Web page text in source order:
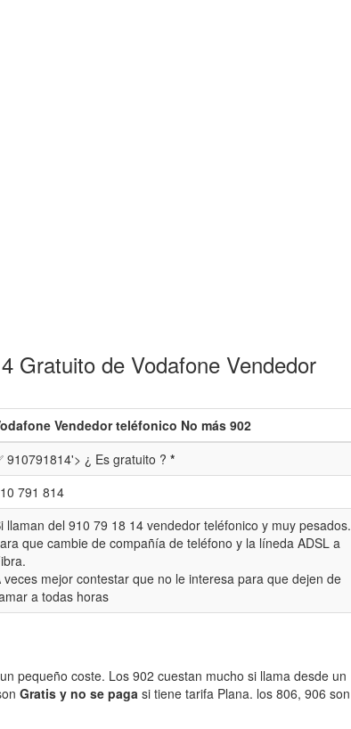
Gratuito de Vodafone Vendedor
Vendedor teléfonico No más 902
910791814'> ¿ Es gratuito ? *
791 814
llaman del 910 79 18 14 vendedor teléfonico y muy pesados.
que cambie de compañía de teléfono y la líneda ADSL a
veces mejor contestar que no le interesa para que dejen de
a todas horas
pequeño coste. Los 902 cuestan mucho si llama desde un
Gratis y no se paga si tiene tarifa Plana. los 806, 906 son